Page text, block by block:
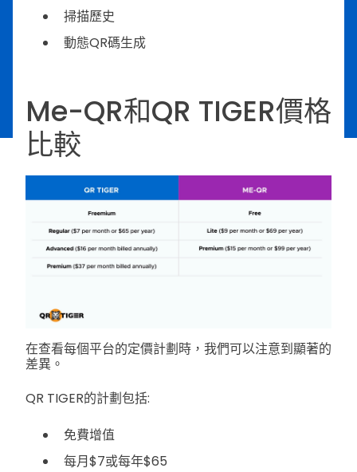
掃描歷史
動態QR碼生成
Me-QR和QR TIGER價格
比較
在查看每個平台的定價計劃時，我們可以注意到顯著的
差異。
QR TIGER的計劃包括:
免費增值
每月$7或每年$65